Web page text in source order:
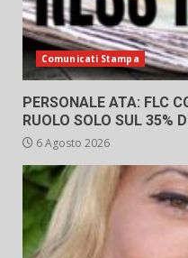
Comunicati Stampa
PERSONALE ATA: FLC
RUOLO SOLO SUL 35%
6 Agosto 2026